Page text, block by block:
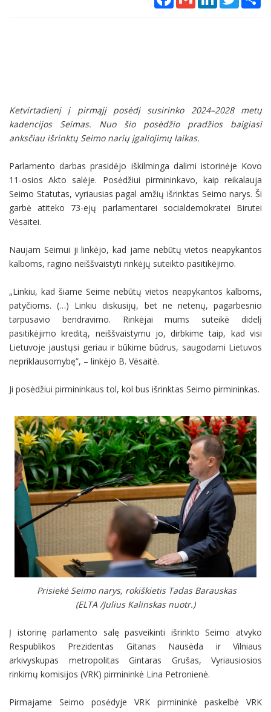
Ketvirtadienį į pirmąjį posėdį susirinko 2024–2028 metų
kadencijos Seimas. Nuo šio posėdžio pradžios baigiasi
anksčiau išrinktų Seimo narių įgaliojimų laikas.
Parlamento darbas prasidėjo iškilminga dalimi istorinėje Kovo
11-osios Akto salėje. Posėdžiui pirmininkavo, kaip reikalauja
Seimo Statutas, vyriausias pagal amžių išrinktas Seimo narys. Ši
garbė atiteko 73-ejų parlamentarei socialdemokratei Birutei
Vėsaitei.
Naujam Seimui ji linkėjo, kad jame nebūtų vietos neapykantos
kalboms, ragino neiššvaistyti rinkėjų suteikto pasitikėjimo.
„Linkiu, kad šiame Seime nebūtų vietos neapykantos kalboms,
patyčioms. (…) Linkiu diskusijų, bet ne rietenų, pagarbesnio
tarpusavio bendravimo. Rinkėjai mums suteikė didelį
pasitikėjimo kreditą, neiššvaistymu jo, dirbkime taip, kad visi
Lietuvoje jaustųsi geriau ir būkime būdrus, saugodami Lietuvos
nepriklausomybę”, – linkėjo B. Vėsaitė.
Ji posėdžiui pirmininkaus tol, kol bus išrinktas Seimo pirmininkas.
Prisiekė Seimo narys, rokiškietis Tadas Barauskas
(ELTA /Julius Kalinskas nuotr.)
Į istorinę parlamento salę pasveikinti išrinkto Seimo atvyko
Respublikos Prezidentas Gitanas Nausėda ir Vilniaus
arkivyskupas metropolitas Gintaras Grušas, Vyriausiosios
rinkimų komisijos (VRK) pirmininkė Lina Petronienė.
Pirmajame Seimo posėdyje VRK pirmininkė paskelbė VRK